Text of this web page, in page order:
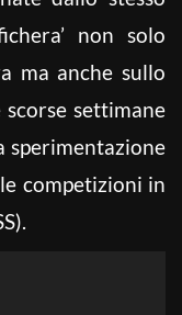
non solo
ma anche sullo
settimane
sperimentazione
competizioni in